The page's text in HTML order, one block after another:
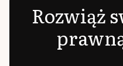
Rozwiąż